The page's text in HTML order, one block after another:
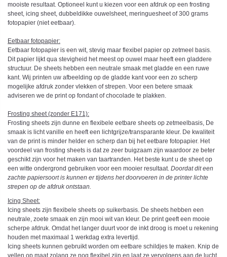
mooiste resultaat. Optioneel kunt u kiezen voor een afdruk op een frosting
sheet, icing sheet, dubbeldikke ouwelsheet, meringuesheet of 300 grams
fotopapier (niet eetbaar).
Eetbaar fotopapier:
Eetbaar fotopapier is een wit, stevig maar flexibel papier op zetmeel basis.
Dit papier lijkt qua stevigheid het meest op ouwel maar heeft een gladdere
structuur. De sheets hebben een neutrale smaak met gladde en een ruwe
kant. Wij printen uw afbeelding op de gladde kant voor een zo scherp
mogelijke afdruk zonder vlekken of strepen. Voor een betere smaak
adviseren we de print op fondant of chocolade te plakken.
Frosting sheet (zonder E171):
Frosting sheets zijn dunne en flexibele eetbare sheets op zetmeelbasis, De
smaak is licht vanille en heeft een lichtgrijze/transparante kleur. De kwaliteit
van de print is minder helder en scherp dan bij het eetbare fotopapier. Het
voordeel van frosting sheets is dat ze zeer buigzaam zijn waardoor ze beter
geschikt zijn voor het maken van taartranden. Het beste kunt u de sheet op
een witte ondergrond gebruiken voor een mooier resultaat. Doordat dit een
zachte papiersoort is kunnen er tijdens het doorvoeren in de printer lichte
strepen op de afdruk ontstaan.
Icing Sheet:
Icing sheets zijn flexibele sheets op suikerbasis. De sheets hebben een
neutrale, zoete smaak en zijn mooi wit van kleur. De print geeft een mooie
scherpe afdruk. Omdat het langer duurt voor de inkt droog is moet u rekening
houden met maximaal 1 werkdag extra levertijd.
Icing sheets kunnen gebruikt worden om eetbare schildjes te maken. Knip de
vellen op maat zolang ze nog flexibel zijn en laat ze vervolgens aan de lucht